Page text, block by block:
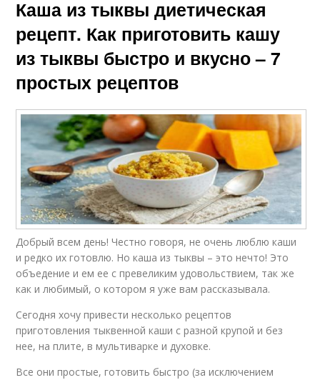
Каша из тыквы диетическая
рецепт. Как приготовить кашу
из тыквы быстро и вкусно – 7
простых рецептов
Добрый всем день! Честно говоря, не очень люблю каши
и редко их готовлю. Но каша из тыквы – это нечто! Это
объедение и ем ее с превеликим удовольствием, так же
как и любимый, о котором я уже вам рассказывала.
Сегодня хочу привести несколько рецептов
приготовления тыквенной каши с разной крупой и без
нее, на плите, в мультиварке и духовке.
Все они простые, готовить быстро (за исключением